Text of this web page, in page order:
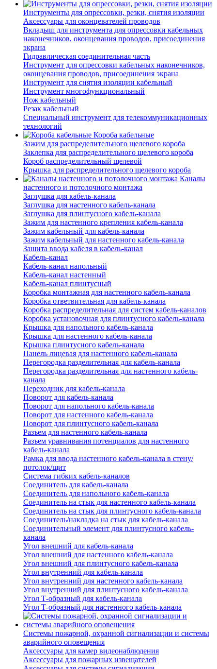
Инструменты для опрессовки, резки, снятия изоляции
Аксессуары для оконцевателей проводов
Вкладыш для инструмента для опрессовки кабельных
наконечников, оконцевания проводов, присоединения
экрана
Гидравлическая соединительная часть
Инструмент для опрессовки кабельных наконечников,
оконцевания проводов, присоединения экрана
Инструмент для снятия изоляции кабельный
Инструмент многофункциональный
Нож кабельный
Резак кабельный
Специальный инструмент для телекоммуникационных
технологий
Короба кабельные
Зажим для распределительного щелевого короба
Заклепка для распределительного щелевого короба
Короб распределительный щелевой
Крышка для распределительного щелевого короба
Каналы
настенного и потолочного монтажа
Заглушка для кабель-канала
Заглушка для настенного кабель-канала
Заглушка для плинтусного кабель-канала
Зажим для настенного крепления кабель-канала
Зажим кабельный для кабель-канала
Зажим кабельный для настенного кабель-канала
Защита ввода кабеля в кабель-канал
Кабель-канал
Кабель-канал напольный
Кабель-канал настенный
Кабель-канал плинтусный
Коробка монтажная для настенного кабель-канала
Коробка ответвительная для кабель-канала
Коробка распределительная для систем кабель-каналов
Коробка установочная для плинтусного кабель-канала
Крышка для напольного кабель-канала
Крышка для настенного кабель-канала
Крышка плинтусного кабель-канала
Панель лицевая для настенного кабель-канала
Перегородка разделительная для кабель-канала
Перегородка разделительная для настенного кабель-
канала
Переходник для кабель-канала
Поворот для кабель-канала
Поворот для напольного кабель-канала
Поворот для настенного кабель-канала
Поворот для плинтусного кабель-канала
Разъем для настенного кабель-канала
Разъем уравнивания потенциалов для настенного
кабель-канала
Рамка для ввода настенного кабель-канала в стену/
потолок/щит
Система гибких кабель-каналов
Соединитель для кабель-канала
Соединитель для напольного кабель-канала
Соединитель на стык для настенного кабель-канала
Соединитель на стык для плинтусного кабель-канала
Соединитель/накладка на стык для кабель-канала
Соединительный элемент для плинтусного кабель-
канала
Угол внешний для кабель-канала
Угол внешний для настенного кабель-канала
Угол внешний для плинтусного кабель-канала
Угол внутренний для кабель-канала
Угол внутренний для настенного кабель-канала
Угол внутренний для плинтусного кабель-канала
Угол Т-образный для кабель-канала
Угол Т-образный для настенного кабель-канала
Системы пожарной, охранной сигнализации и системы
аварийного оповещения
Аксессуары для камер видеонаблюдения
Аксессуары для пожарных извещателей